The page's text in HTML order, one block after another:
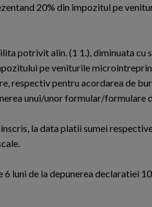
20% din impozitul pe
potrivit alin. (1 1.), diminuata cu
pe veniturile
pentru acordarea de
unui/unor formular/formulare
la data platii sumei
luni de la depunerea declaratiei